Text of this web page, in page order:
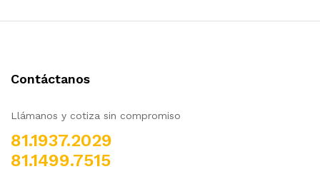
Contáctanos
Llámanos y cotiza sin compromiso
81.1937.2029
81.1499.7515